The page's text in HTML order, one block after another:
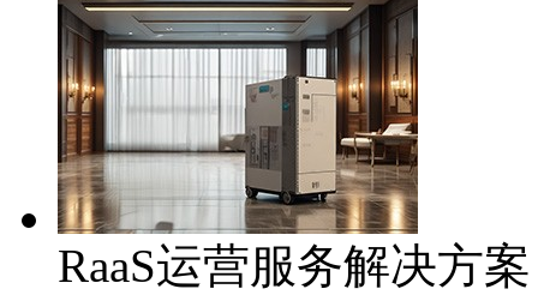
RaaS运营服务解决方案